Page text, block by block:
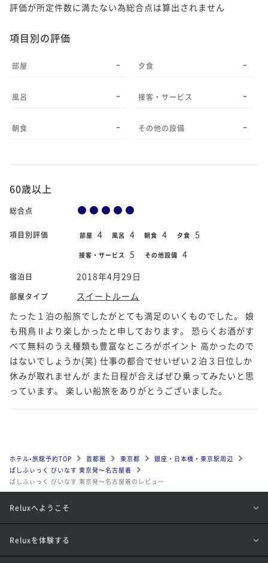
評価が所定件数に満たない為総合点は算出されません
項目別の評価
部屋 -
風呂 -
朝食 -
夕食 -
接客・サービス -
その他の設備 -
60歳以上
総合点
項目別評価 部屋 4 風呂 4 朝食 4 夕食 5
接客・サービス 5 その他設備 4
宿泊日 2018年4月29日
部屋タイプ
スイートルーム
たった１泊の船旅でしたがとても満足のいくものでした。 娘
も飛鳥Ⅱより楽しかったと申しております。 恐らくお酒がす
べて無料のうえ種類も豊富なところがポイント 高かったので
はないでしょうか(笑) 仕事の都合でせいぜい２泊３日位しか
休みが取れませんが また日程が合えばぜひ乗ってみたいと思
っています。 楽しい船旅をありがとうございました。
ホテル•旅館予約TOP 首都圏 東京都
銀座・日本橋・東京駅周辺
ぱしふぃっく びいなす 東京発〜名古屋着
ぱしふぃっく びいなす 東京発〜名古屋着のレビュー
Reluxへようこそ
Reluxを体験する